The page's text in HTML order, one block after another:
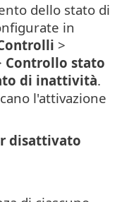
dello stato di
in
>
Controllo stato
di inattività.
l'attivazione
disattivato